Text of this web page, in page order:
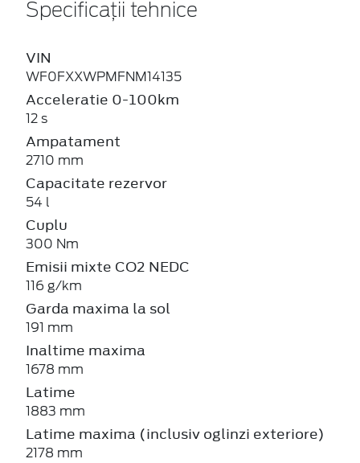
Specificații tehnice
VIN
WF0FXXWPMFNM14135
Acceleratie 0-100km
12 s
Ampatament
2710 mm
Capacitate rezervor
54 l
Cuplu
300 Nm
Emisii mixte CO2 NEDC
116 g/km
Garda maxima la sol
191 mm
Inaltime maxima
1678 mm
Latime
1883 mm
Latime maxima (inclusiv oglinzi exteriore)
2178 mm